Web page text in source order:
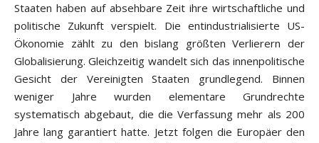
Staaten haben auf absehbare Zeit ihre wirtschaftliche und
politische Zukunft verspielt. Die entindustrialisierte US-
Ökonomie zählt zu den bislang größten Verlierern der
Globalisierung. Gleichzeitig wandelt sich das innenpolitische
Gesicht der Vereinigten Staaten grundlegend. Binnen
weniger Jahre wurden elementare Grundrechte
systematisch abgebaut, die die Verfassung mehr als 200
Jahre lang garantiert hatte. Jetzt folgen die Europäer den